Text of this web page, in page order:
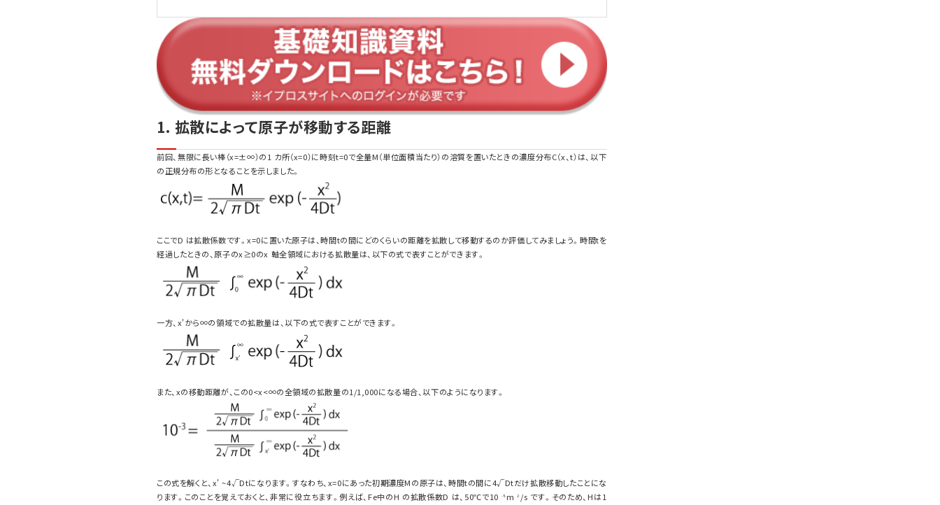
1. 拡散によって原子が移動する距離
前回、無限に長い棒（x=±∞）の1 カ所（x=0）に時刻t=0で全量M（単位面積当たり）の溶質を置いたときの濃度分布C（x、t）は、以下
の正規分布の形となることを示しました。
ここでD は拡散係数です。x=0に置いた原子は、時間tの間にどのくらいの距離を拡散して移動するのか評価してみましょう。時間tを
経過したときの、原子のx≥0のx 軸全領域における拡散量は、以下の式で表すことができます。
一方、x'から∞の領域での拡散量は、以下の式で表すことができます。
また、xの移動距離が、この0<x<∞の全領域の拡散量の1/1,000になる場合、以下のようになります。
この式を解くと、x' ~4√Dtになります。すなわち、x=0にあった初期濃度Mの原子は、時間tの間に4√Dtだけ拡散移動したことにな
ります。このことを覚えておくと、非常に役立ちます。例えば、Fe中のH の拡散係数D は、50℃で10
-8 m2 /s です。そのため、Hは1